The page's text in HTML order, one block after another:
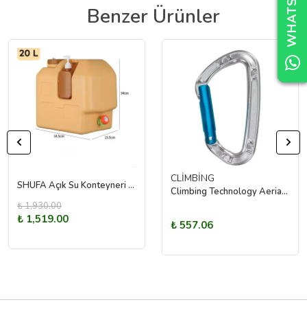
Benzer Ürünler
SHUFA Açık Su Konteyneri Piknik Kamp Içme Kova Depolama Taşıyıcı 20L
₺ 1,930.00
₺ 1,519.00
CLİMBİNG
Climbing Technology Aerial Pro S Düz Kapı Karabina 23kn
₺ 557.06